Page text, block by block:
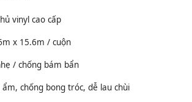
vinyl cao cấp
x 15.6m / cuộn
/ chống bám bẩn
ẩm, chống bong tróc, dễ lau chùi